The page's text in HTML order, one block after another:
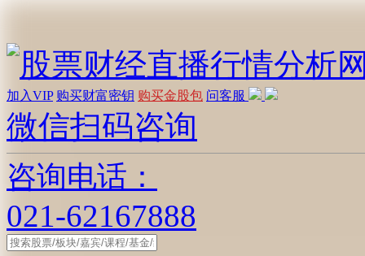
加入VIP 购买财富密钥 购买金股包 问客服
微信扫码咨询
咨询电话：
021-62167888